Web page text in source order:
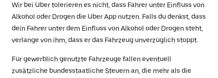
Wir bei Uber tolerieren es nicht, dass Fahrer unter Einfluss von
Alkohol oder Drogen die Uber App nutzen. Falls du denkst, dass
dein Fahrer unter dem Einfluss von Alkohol oder Drogen steht,
verlange von ihm, dass er das Fahrzeug unverzüglich stoppt.
Für gewerblich genutzte Fahrzeuge fallen eventuell
zusätzliche bundesstaatliche Steuern an, die mehr als die